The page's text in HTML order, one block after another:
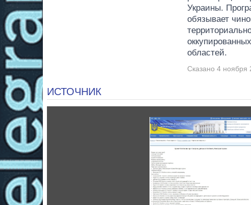
Украины.
обязывает
областей.
Сказано 4 ноября
ИСТОЧНИК